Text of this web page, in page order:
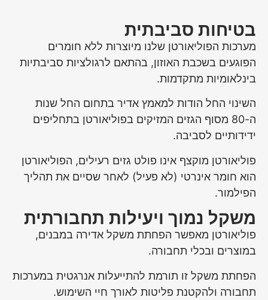
בטיחות סביבתית
מערכות הפוליאורטן שלנו מיוצרות ללא חומרים
הפוגעים בשכבת האוזון, בהתאם לרגולציות סביבתיות
בינלאומיות מתקדמות.
השינוי החל הודות למאמץ אדיר בתחום החל שנות
ה-80 מסוף הגזים המזיקים בפוליאורטן בתחליפים
ידידותיים לסביבה.
פוליאורטן מוקצף אינו פולט גזים רעילים, הפוליאורטן
הוא חומר אינרטי (לא פעיל) לאחר שסיים את תהליך
הפילמור.
משקל נמוך ויעילות תחבורתית
פוליאורטן מאפשר הפחתת משקל אדירה במבנים,
במוצרים ובכלי תחבורה.
הפחתת משקל זו תורמת להתייעלות אנרגטית במערכות
תחבורה ולהקטנת פליטות לאורך חיי השימוש.